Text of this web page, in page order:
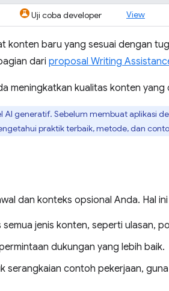
Uji coba developer View
konten baru yang sesuai dengan
dari proposal Writing
meningkatkan kualitas konten
AI generatif. Sebelum membuat aplikasi
praktik terbaik, metode, dan
dan konteks opsional Anda. Hal
jenis konten, seperti ulasan,
dukungan yang lebih baik.
serangkaian contoh pekerjaan,